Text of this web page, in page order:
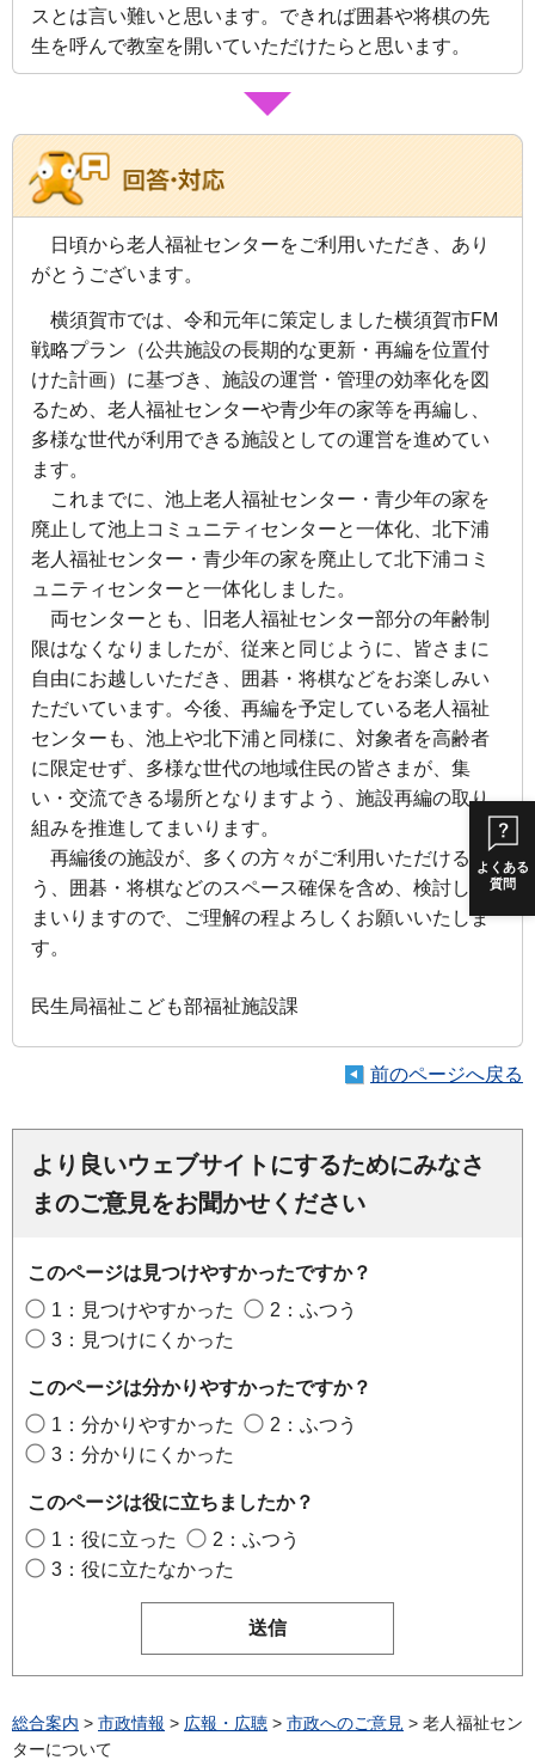
よくある
質問
スとは言い難いと思います。できれば囲碁や将棋の先
生を呼んで教室を開いていただけたらと思います。
日頃から老人福祉センターをご利用いただき、あり
がとうございます。
横須賀市では、令和元年に策定しました横須賀市FM
戦略プラン（公共施設の長期的な更新・再編を位置付
けた計画）に基づき、施設の運営・管理の効率化を図
るため、老人福祉センターや青少年の家等を再編し、
多様な世代が利用できる施設としての運営を進めてい
ます。
これまでに、池上老人福祉センター・青少年の家を
廃止して池上コミュニティセンターと一体化、北下浦
老人福祉センター・青少年の家を廃止して北下浦コミ
ュニティセンターと一体化しました。
両センターとも、旧老人福祉センター部分の年齢制
限はなくなりましたが、従来と同じように、皆さまに
自由にお越しいただき、囲碁・将棋などをお楽しみい
ただいています。 今後、再編を予定している老人福祉
センターも、池上や北下浦と同様に、対象者を高齢者
に限定せず、多様な世代の地域住民の皆さまが、集
い・交流できる場所となりますよう、施設再編の取り
組みを推進してまいります。
再編後の施設が、多くの方々がご利用いただけるよ
う、囲碁・将棋などのスペース確保を含め、検討して
まいりますので、ご理解の程よろしくお願いいたしま
す。
民生局福祉こども部福祉施設課
前のページへ戻る
より良いウェブサイトにするためにみなさ
まのご意見をお聞かせください
このページは見つけやすかったですか？
1：見つけやすかった
2：ふつう
3：見つけにくかった
このページは分かりやすかったですか？
1：分かりやすかった
2：ふつう
3：分かりにくかった
このページは役に立ちましたか？
1：役に立った
2：ふつう
3：役に立たなかった
総合案内 > 市政情報 > 広報・広聴 > 市政へのご意見 > 老人福祉セン
ターについて